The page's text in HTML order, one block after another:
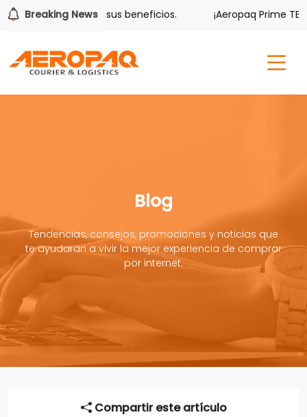
Breaking News
también tiene sus beneficios. ¡Aeropaq Prime TE DA
Blog
Tendencias, consejos, promociones y noticias que
te ayudaran a vivir la mejor experiencia de comprar
por internet.
Compartir este artículo